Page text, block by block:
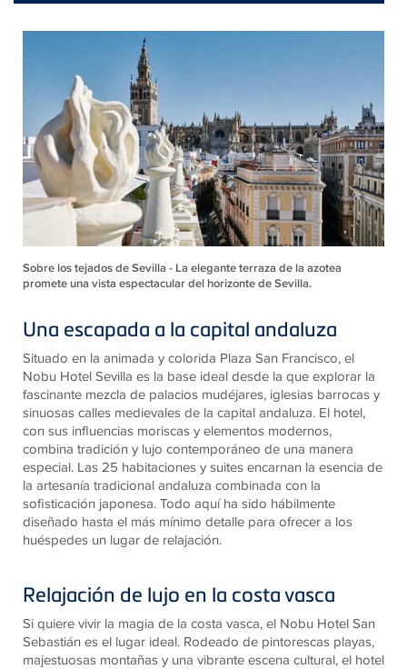
Sobre los tejados de Sevilla - La elegante terraza de la azotea
promete una vista espectacular del horizonte de Sevilla.
Una escapada a la capital andaluza
Situado en la animada y colorida Plaza San Francisco, el
Nobu Hotel Sevilla es la base ideal desde la que explorar la
fascinante mezcla de palacios mudéjares, iglesias barrocas y
sinuosas calles medievales de la capital andaluza. El hotel,
con sus influencias moriscas y elementos modernos,
combina tradición y lujo contemporáneo de una manera
especial. Las 25 habitaciones y suites encarnan la esencia de
la artesanía tradicional andaluza combinada con la
sofisticación japonesa. Todo aquí ha sido hábilmente
diseñado hasta el más mínimo detalle para ofrecer a los
huéspedes un lugar de relajación.
Relajación de lujo en la costa vasca
Si quiere vivir la magia de la costa vasca, el Nobu Hotel San
Sebastián es el lugar ideal. Rodeado de pintorescas playas,
majestuosas montañas y una vibrante escena cultural, el hotel